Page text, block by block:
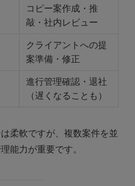
コピー案作成・推
敲・社内レビュー
クライアントへの提
案準備・修正
進行管理確認・退社
（遅くなることも）
柔軟ですが、複数案件を並
能力が重要です。